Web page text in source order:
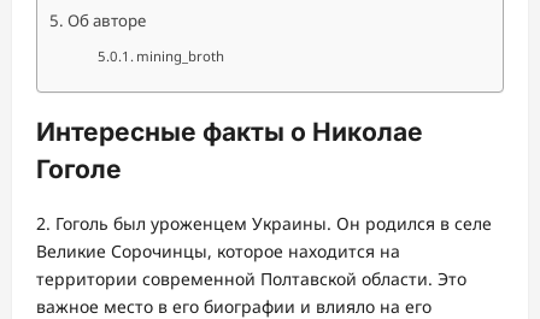
Об авторе
mining_broth
Интересные факты о Николае
Гоголе
2. Гоголь был уроженцем Украины. Он родился в селе
Великие Сорочинцы, которое находится на
территории современной Полтавской области. Это
важное место в его биографии и влияло на его